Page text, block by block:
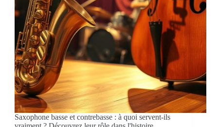
Saxophone basse et contrebasse : à quoi servent-ils